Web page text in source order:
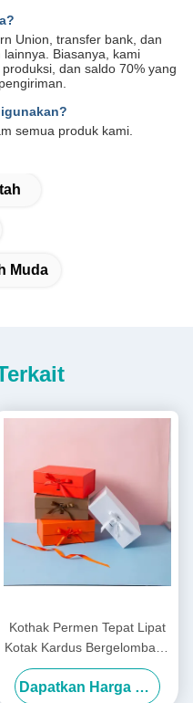
Union, transfer bank, dan
Biasanya, kami
dan saldo 70% yang
semua produk kami.
Muda
Kothak Permen Tepat Lipat
Kotak Kardus Bergelombang
Kotak Hadiah Pakaian Untuk
Liburan
Dapatkan Harga Terbaik